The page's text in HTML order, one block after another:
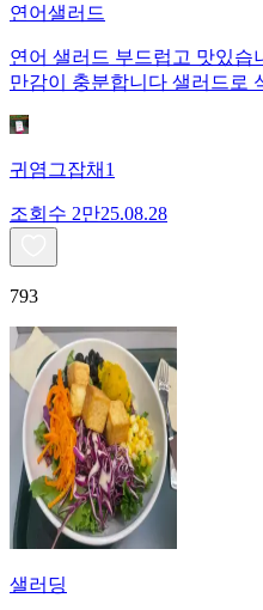
연어샐러드
연어 샐러드 부드럽고 맛있습
만감이 충분합니다 샐러드로
귀염그잡채1
조회수 2만25.08.28
793
샐러딩